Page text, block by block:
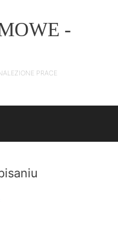
-
PRACE